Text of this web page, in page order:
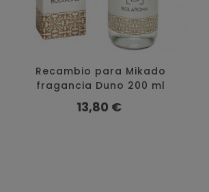
Recambio para Mikado
fragancia Duno 200 ml
Precio
13,80 €